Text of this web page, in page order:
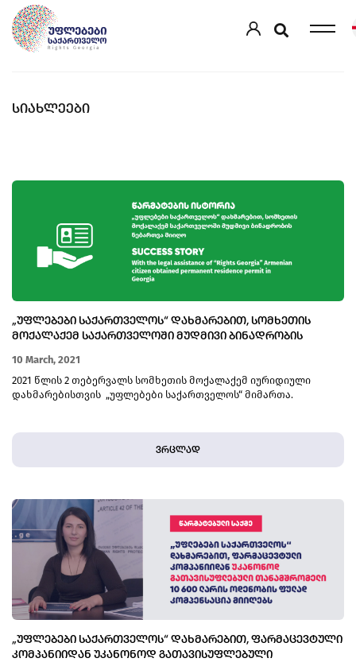
ᲡᲘᲐᲮᲚᲔᲔᲑᲘ
„ᲣᲤᲚᲔᲑᲔᲑᲘ ᲡᲐᲥᲐᲠᲗᲕᲔᲚᲝᲡ“ ᲓᲐᲮᲛᲐᲠᲔᲑᲘᲗ, ᲡᲝᲛᲮᲔᲗᲘᲡ
ᲛᲝᲥᲐᲚᲐᲥᲔᲛ ᲡᲐᲥᲐᲠᲗᲕᲔᲚᲝᲨᲘ ᲛᲣᲓᲛᲘᲕᲘ ᲑᲘᲜᲐᲓᲠᲝᲑᲘᲡ
10 March, 2021
2021 წლის 2 თებერვალს სომხეთის მოქალაქემ იურიდიული
დახმარებისთვის „უფლებები საქართველოს“ მიმართა.
ვრცლად
„ᲣᲤᲚᲔᲑᲔᲑᲘ ᲡᲐᲥᲐᲠᲗᲕᲔᲚᲝᲡ“ ᲓᲐᲮᲛᲐᲠᲔᲑᲘᲗ, ᲤᲐᲠᲛᲐᲪᲔᲕᲢᲣᲚᲘ
ᲙᲝᲛᲞᲐᲜᲘᲘᲓᲐᲜ ᲣᲙᲐᲜᲝᲜᲝᲓ ᲒᲐᲗᲐᲕᲘᲡᲣᲤᲚᲔᲑᲣᲚᲘ